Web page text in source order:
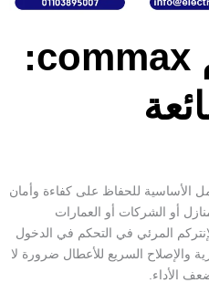
صيانة انتركم commax:
الأساسية للحفاظ على كفاءة وأمان
أو الشركات أو العمارات
المرئي في التحكم في الدخول
والإصلاح السريع للأعطال ضرورة لا
الأداء.